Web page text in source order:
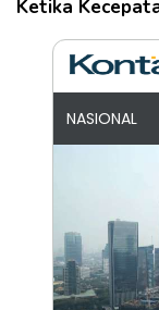
Ketika
NASIONAL